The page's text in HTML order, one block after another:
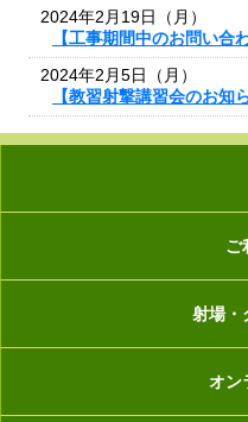
2024年2月19日（月）
【工事期間中のお問い合
2024年2月5日（月）
【教習射撃講習会のお知
ご
射場・
オン